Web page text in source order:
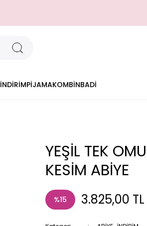
İNDİRİMPİJAMAKOMBİNBADİ
YEŞİL TEK
KESİM ABİYE
%15 3.825,00 TL